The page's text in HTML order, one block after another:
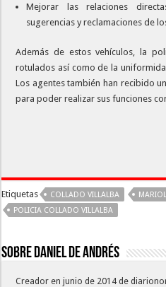
Mejorar las relaciones
sugerencias y reclamaciones de
Además de estos vehículos, la
rotulados así como de la
Los agentes también han recibido
para poder realizar sus funciones
Etiquetas COLLADO VILLALBA
POLICIA COLLADO VILLALBA
Sobre Daniel De Andrés
Creador en junio de 2014 de